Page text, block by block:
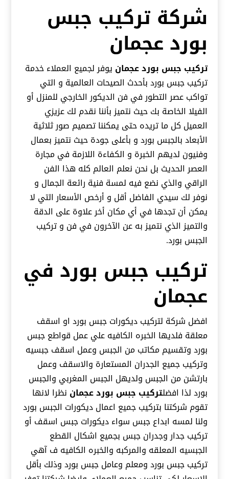
شركة تركيب جبس
بورد عجمان
تركيب جبس بورد عجمان يوفر لجميع العملاء خدمة
تركيب جبس بورد بأحدث الصيحات العالمية و التي
تواكب عصر التطور في فن الديكور الخارجي للمنزل أو
الفيلا الخاصة بك حيث نتميز بأننا نقدم لك عزيزي
العميل كل ما تريده حتى يمكننا تصميم صور ثلاثية
الأبعاد بالجبس بورد و بأعلى جودة حيث نتميز بعمال
وفنيون لديهم الخبرة و الكفاءة اللازمة في مجارة
العصر الحديث بل نحن نعلم العالم كله هذا الفن
الراقي والذي نضع فيه لمسة فنية رائعة الجمال و
نوفر لك سيدي الفاضل أقل و أرخص الأسعار التي لا
يمكن أن تجدها في أي مكان أخر علاوة على الدقة
والتميز الذي نتميز به عن الآخرون في فن و تركيب
الجبس بورد.
تركيب جبس بورد في
عجمان
افضل شركة لتركيب ديكورات جبس بورد او اسقف
معلقة فلديها الخبره الكافيه علي عمل قواطع جبس
بورد وتقسيم مكاتب من الجبس وعمل اسقف جبسيه
وتركيب جميع الجدران المستعارة والاسقف وعمل
بارتشن من الجبس ولديهل الجبس المغربي والجبس
بورد لذا افضلتركيب جبس بورد عجمان نظرا لانها
تقوم شركتنا بتركيب جميع اعمال ديكورات الجبس بورد
ولنا لمسه ابداع جبس سواء ديكورات جبس اسقف أو
تركيب جدار وجدران جبس بجميع اشكال القطع
الجبسيه المعلقه والمركبه والخبره الكافيه ف آهي
تركيب جبس بورد ومعلم وعامل جبس بورد وذلك بأقل